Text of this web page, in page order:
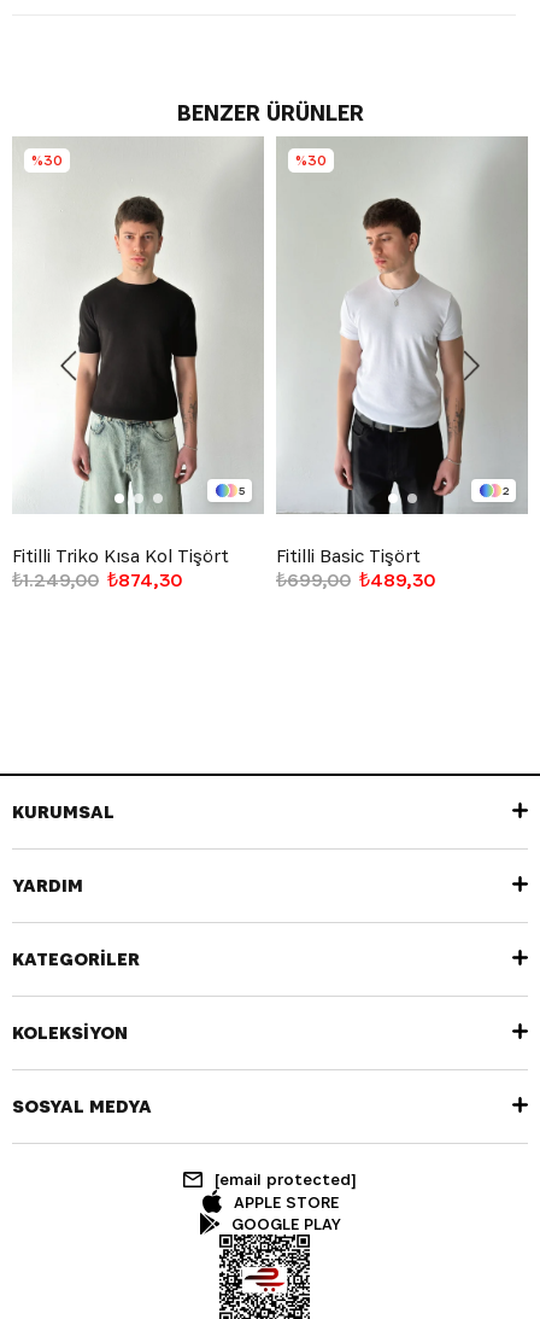
BENZER ÜRÜNLER
5
Fitilli Triko Kısa Kol Tişört
₺874,30
₺1.249,00
%30
2
Fitilli Basic Tişört
₺489,30
₺699,00
%30
KURUMSAL
YARDIM
KATEGORİLER
KOLEKSİYON
SOSYAL MEDYA
[email protected]
APPLE STORE
GOOGLE PLAY